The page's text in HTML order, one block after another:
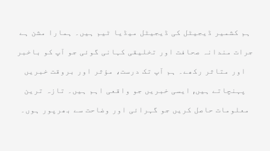
ہم کشمیر ڈیجیٹل کی ڈیجیٹل میڈیا ٹیم ہیں۔ ہمارا مشن ہے
جرات مندانہ صحافت اور تخلیقی کہانی گوئی جو آپ کو باخبر
اور متاثر رکھے۔ ہم آپ تک درست، مؤثر اور بروقت خبریں
پہنچاتے ہیں, ایسی خبریں جو واقعی اہم ہیں۔ تازہ ترین
معلومات حاصل کریں جو گہرائی اور وضاحت سے بھرپور ہوں۔